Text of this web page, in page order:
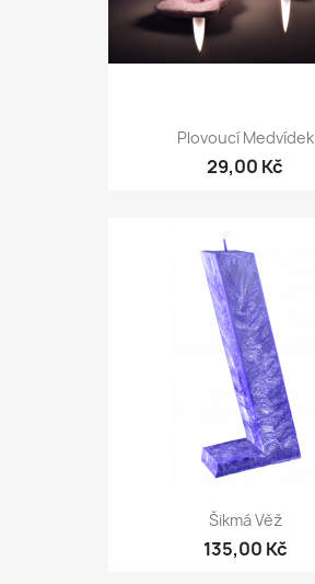
Plovoucí Medvídek
29,00 Kč
Šikmá Věž
135,00 Kč